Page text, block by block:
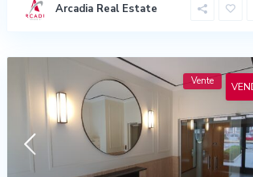
Arcadia Real Estate
Vente